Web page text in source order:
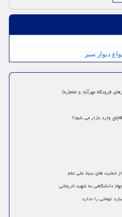
دیوار سبز
فرودگاه مهرآباد و امام(ره)
وارد بازار می شود؟
های بنیاد ملی علم
دانشگاهی به شهید لاریجانی